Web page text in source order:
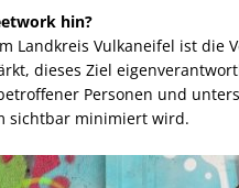
hin?
Landkreis Vulkaneifel ist die
dieses Ziel
Personen und
sichtbar minimiert wird.